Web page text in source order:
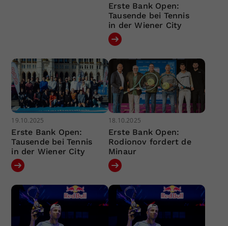
Erste Bank Open:
Tausende bei Tennis
in der Wiener City
19.10.2025
Erste Bank Open:
Tausende bei Tennis
in der Wiener City
18.10.2025
Erste Bank Open:
Rodionov fordert de
Minaur